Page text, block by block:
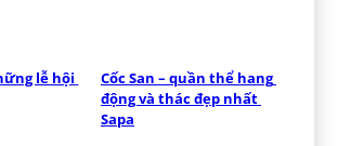
lễ hội
Cốc San – quần thể hang
động và thác đẹp nhất
Sapa